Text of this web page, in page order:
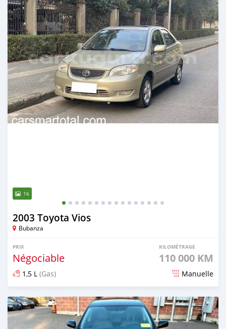
16
2003 Toyota Vios
Bubanza
PRIX
Négociable
KILOMÉTRAGE
110 000 KM
1,5 L (Gas) Manuelle
Publié il y a environ 4 ans